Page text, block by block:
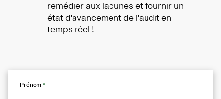
remédier aux lacunes et fournir un
état d'avancement de l'audit en
temps réel !
Prénom *